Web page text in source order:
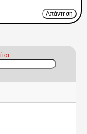
Απάντηση